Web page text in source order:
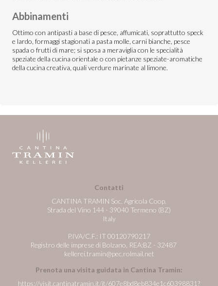
Abbinamenti
Ottimo con antipasti a base di pesce, affumicati, soprattutto speck
e lardo, formaggi stagionati a pasta molle, carni bianche, pesce
spada o frutti di mare; si sposa a meraviglia con le specialità
speziate della cucina orientale o con pietanze speziate-aromatiche
della cucina creativa, quali verdure marinate al limone.
Contatti
CANTINA TRAMIN Soc. Agricola Coop.
Strada del Vino 144 - 39040 Termeno (BZ)
Italy
P.IVA/C.F.: IT 00120790217
Registro delle imprese di Bolzano, REA:BZ - 32487
kellerei.tramin@pec.rolmail.net
Prenota una visita guidata in Cantina Tramin:
https://visit.cantinatramin.it/it/607e8bd8eb834e1c60398831?